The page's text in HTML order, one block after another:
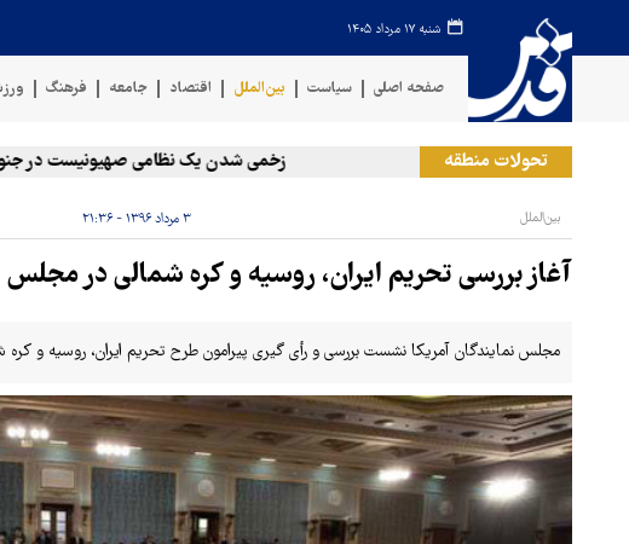
شنبه ۱۷ مرداد ۱۴۰۵
صفحه اصلی سیاست بین‌الملل اقتصاد جامعه فرهنگ
تحولات منطقه زخمی‌ شدن یک نظامی صهیونیست در جنوب
بین‌الملل ۳ مرداد ۱۳۹۶ - ۲۱:۳۶
آغاز بررسی تحریم ایران، روسیه و کره شمالی در مجلس
مجلس نمایندگان آمریکا نشست بررسی و رأی گیری پیرامون طرح تحریم ایران، روسیه و کره